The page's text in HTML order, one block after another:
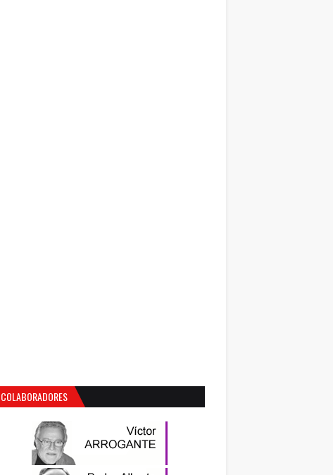
COLABORADORES